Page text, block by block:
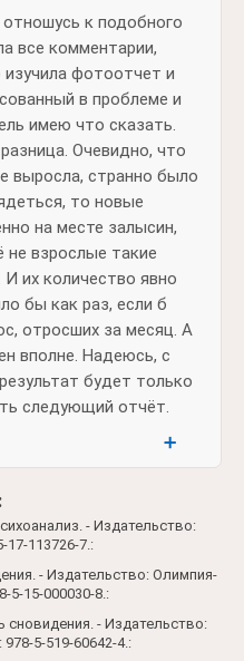
к подобного
все комментарии,
фотоотчет и
в проблеме и
имею что сказать.
Очевидно, что
выросла, странно было
то новые
на месте залысин,
взрослые такие
их количество явно
бы как раз, если б
отросших за месяц. А
вполне. Надеюсь, с
будет только
следующий отчёт.
➕
- Издательство:
17-113726-7.:
- Издательство: Олимпия-
5-15-000030-8.:
- Издательство:
978-5-519-60642-4.: